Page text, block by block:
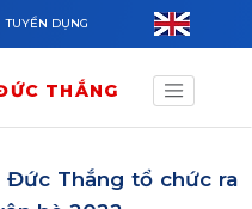
TUYỂN DỤNG
THẮNG
Thắng tổ chức ra